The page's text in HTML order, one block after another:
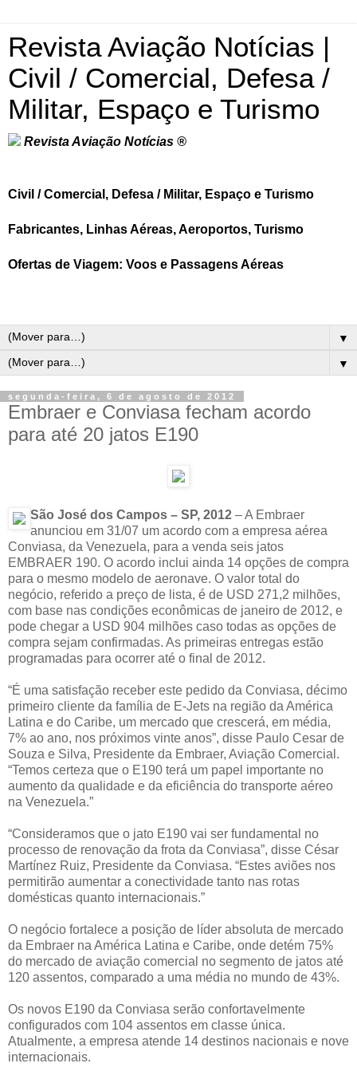
Revista Aviação Notícias |
Civil / Comercial, Defesa /
Militar, Espaço e Turismo
Revista Aviação Notícias ®
Civil / Comercial, Defesa / Militar, Espaço e Turismo
Fabricantes, Linhas Aéreas, Aeroportos, Turismo
Ofertas de Viagem: Voos e Passagens Aéreas
▼
▼
segunda-feira, 6 de agosto de 2012
Embraer e Conviasa fecham acordo
para até 20 jatos E190
São José dos Campos – SP, 2012 – A Embraer
anunciou em 31/07 um acordo com a empresa aérea
Conviasa, da Venezuela, para a venda seis jatos
EMBRAER 190. O acordo inclui ainda 14 opções de compra
para o mesmo modelo de aeronave. O valor total do
negócio, referido a preço de lista, é de USD 271,2 milhões,
com base nas condições econômicas de janeiro de 2012, e
pode chegar a USD 904 milhões caso todas as opções de
compra sejam confirmadas. As primeiras entregas estão
programadas para ocorrer até o final de 2012.
“É uma satisfação receber este pedido da Conviasa, décimo
primeiro cliente da família de E-Jets na região da América
Latina e do Caribe, um mercado que crescerá, em média,
7% ao ano, nos próximos vinte anos”, disse Paulo Cesar de
Souza e Silva, Presidente da Embraer, Aviação Comercial.
“Temos certeza que o E190 terá um papel importante no
aumento da qualidade e da eficiência do transporte aéreo
na Venezuela.”
“Consideramos que o jato E190 vai ser fundamental no
processo de renovação da frota da Conviasa”, disse César
Martínez Ruiz, Presidente da Conviasa. “Estes aviões nos
permitirão aumentar a conectividade tanto nas rotas
domésticas quanto internacionais.”
O negócio fortalece a posição de líder absoluta de mercado
da Embraer na América Latina e Caribe, onde detém 75%
do mercado de aviação comercial no segmento de jatos até
120 assentos, comparado a uma média no mundo de 43%.
Os novos E190 da Conviasa serão confortavelmente
configurados com 104 assentos em classe única.
Atualmente, a empresa atende 14 destinos nacionais e nove
internacionais.